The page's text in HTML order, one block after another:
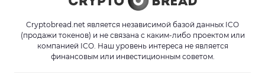
Cryptobread.net является независимой базой данных ICO
(продажи токенов) и не связана с каким-либо проектом или
компанией ICO. Наш уровень интереса не является
финансовым или инвестиционным советом.